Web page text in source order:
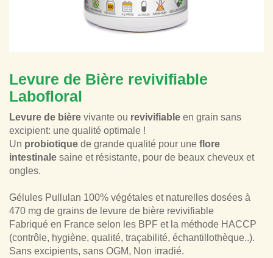
Levure de Bière revivifiable
Labofloral
Levure de bière vivante ou revivifiable en grain sans
excipient: une qualité optimale !
Un probiotique de grande qualité pour une flore
intestinale saine et résistante, pour de beaux cheveux et
ongles.
Gélules Pullulan 100% végétales et naturelles dosées à
470 mg de grains de levure de bière revivifiable
Fabriqué en France selon les BPF et la méthode HACCP
(contrôle, hygiène, qualité, traçabilité, échantillothèque..).
Sans excipients, sans OGM, Non irradié.